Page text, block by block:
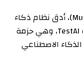
وتشمل منتجاتها الخاصة “منصت” (Munsit)، أدق نظام ذكاء
اصطناعي صوتي باللغة العربية، ومنصة TestAI، وهي حزمة
الاصطناعي